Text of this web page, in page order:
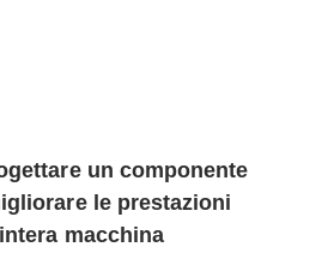
un componente
le prestazioni
macchina